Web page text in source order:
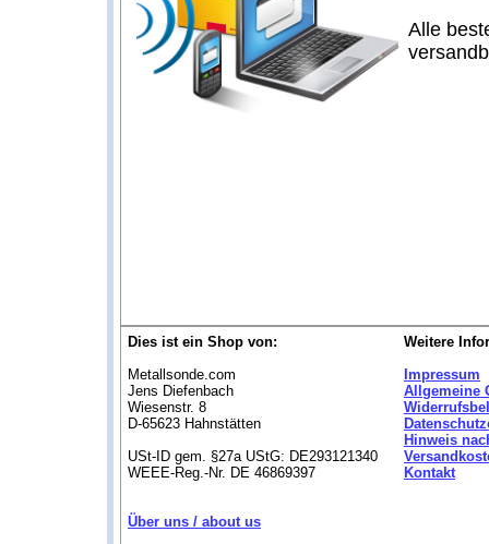
Alle
Dies ist ein Shop von:
Metallsonde.com
Jens Diefenbach
Wiesenstr. 8
D-65623 Hahnstätten
USt-ID gem. §27a UStG: DE293121340
WEEE-Reg.-Nr. DE 46869397
Über uns / about us
Weitere
Impressum
Allgemeine
Hinweis
Kontakt